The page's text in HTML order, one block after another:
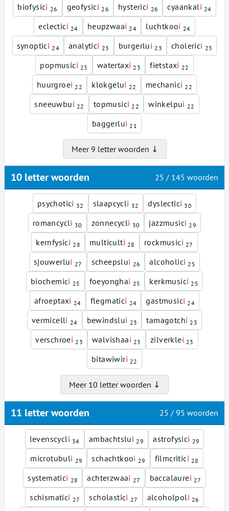
biofysici 26 geofysici 26 hysterici 26 cyaankali 24
eclectici 24 heupzwaai 24 luchtkooi 24
synoptici 24 analytici 23 burgerlui 23 cholerici 23
popmusici 23 watertaxi 23 fietstaxi 22
huurgroei 22 klokgelui 22 mechanici 22
sneeuwbui 22 topmusici 22 winkelpui 22
baggerlui 21
Meer 9 letter woorden ↓
10 letter woorden 25 / 145 woorden
psychotici 32 slaapcycli 32 dyslectici 30
romancycli 30 zonnecycli 30 jazzmusici 29
kernfysici 28 multiculti 28 rockmusici 27
sjouwerlui 27 scheepslui 26 alcoholici 25
biochemici 25 foeyonghai 25 kerkmusici 25
afroeptaxi 24 flegmatici 24 gastmusici 24
vermicelli 24 bewindslui 23 tamagotchi 23
verschroei 23 walvishaai 23 zilverklei 23
bitawiwiri 22
Meer 10 letter woorden ↓
11 letter woorden 25 / 95 woorden
levenscycli 34 ambachtslui 29 astrofysici 29
microtubuli 29 schachtkooi 29 filmcritici 28
systematici 28 achterzwaai 27 baccalaurei 27
schismatici 27 scholastici 27 alcoholpoli 26